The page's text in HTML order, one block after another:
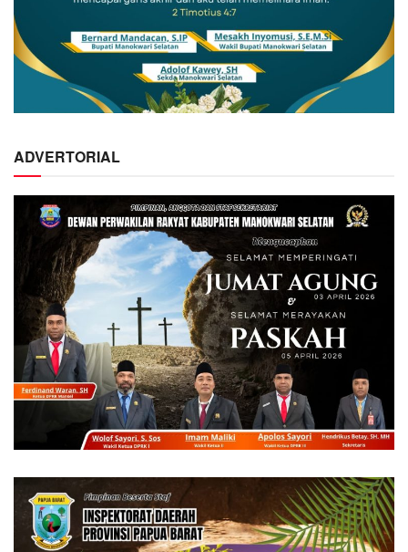
ADVERTORIAL